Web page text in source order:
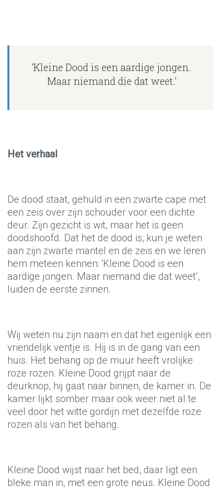
‘Kleine Dood is een aardige jongen.
Maar niemand die dat weet.’
Het verhaal
De dood staat, gehuld in een zwarte cape met
een zeis over zijn schouder voor een dichte
deur. Zijn gezicht is wit, maar het is geen
doodshoofd. Dat het de dood is, kun je weten
aan zijn zwarte mantel en de zeis en we leren
hem meteen kennen: ‘Kleine Dood is een
aardige jongen. Maar niemand die dat weet’,
luiden de eerste zinnen.
Wij weten nu zijn naam en dat het eigenlijk een
vriendelijk ventje is. Hij is in de gang van een
huis. Het behang op de muur heeft vrolijke
roze rozen. Kleine Dood grijpt naar de
deurknop, hij gaat naar binnen, de kamer in. De
kamer lijkt somber maar ook weer niet al te
veel door het witte gordijn met dezelfde roze
rozen als van het behang.
Kleine Dood wijst naar het bed, daar ligt een
bleke man in, met een grote neus. Kleine Dood